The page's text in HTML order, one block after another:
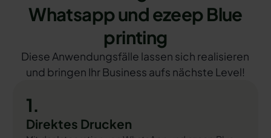
Whatsapp und ezeep Blue
printing
Diese Anwendungsfälle lassen sich realisieren
und bringen Ihr Business aufs nächste Level!
1.
Direktes Drucken